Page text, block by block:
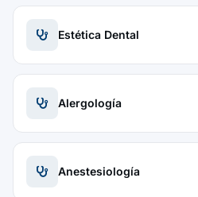
Estética Dental
Alergología
Anestesiología